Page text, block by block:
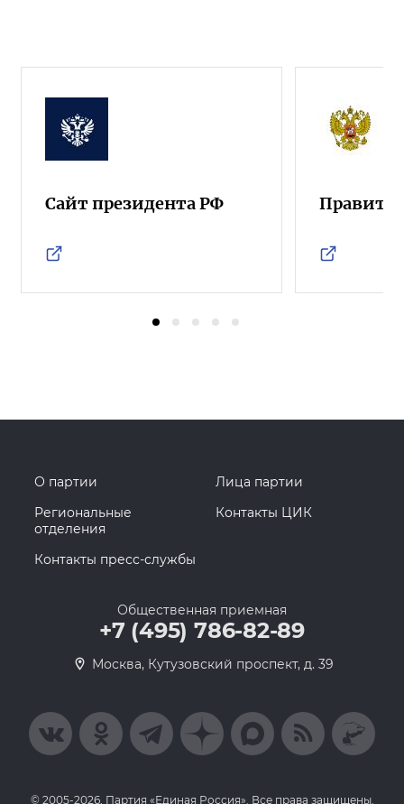
Сайт президента РФ
О партии
Лица партии
Региональные
отделения
Контакты ЦИК
Контакты пресс-службы
Общественная приемная
+7 (495) 786-82-89
Москва, Кутузовский проспект, д. 39
© 2005-2026, Партия «Единая Россия». Все права защищены.